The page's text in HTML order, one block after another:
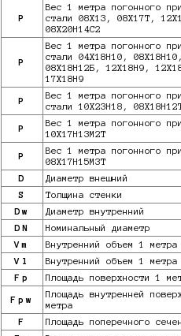
P
Вес 1 метра погонного
стали 08Х13, 08Х17Т,
08Х20Н14С2
P
Вес 1 метра погонного
стали 04Х18Н10,
08Х18Н12Б, 12Х18Н9,
17Х18Н9
P
Вес 1 метра погонного
стали 10Х23Н18,
P
Вес 1 метра погонного
10X17Н13М2Т
P
Вес 1 метра погонного
08Х17Н15М3Т
D Диаметр внешний
S
Толщина стенки
Dw
Диаметр внутренний
DN
Номинальный диаметр
Vm Внутренний объем 1 метра
Vl
Внутренний объем 1 метра
Fp
Площадь поверхности 1
Fpw
Площадь внутренней
метра
F Площадь поперечного